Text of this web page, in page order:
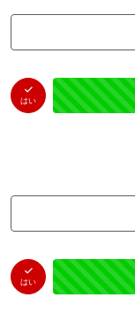
はい
はい
（0件）
未投票
はい
はい
（0件）
未投票